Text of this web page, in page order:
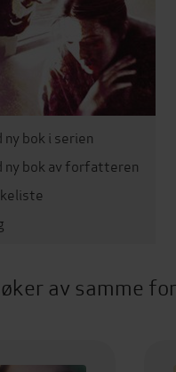
ny bok i serien
ny bok av forfatteren
av samme